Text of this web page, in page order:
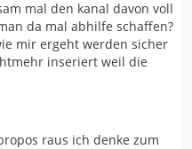
mal den kanal davon voll
da mal abhilfe schaffen?
mir ergeht werden sicher
inseriert weil die
raus ich denke zum